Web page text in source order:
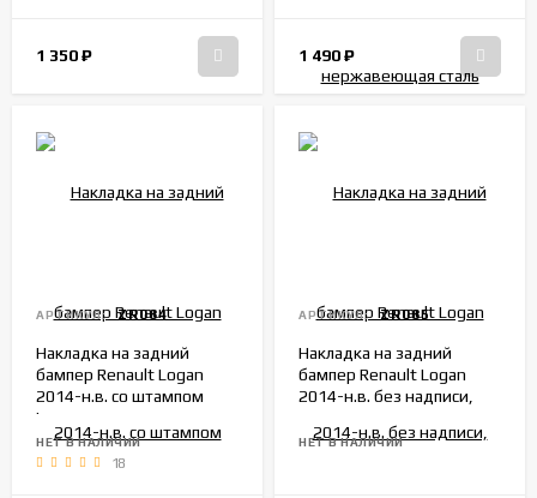
1 350₽ 1 490₽
АРТИКУЛ: ZR084
Накладка на задний
бампер Renault Logan
2014-н.в. со штампом
Logan, нержавеющая
сталь
НЕТ В НАЛИЧИИ
18
АРТИКУЛ: ZR085
Накладка на задний
бампер Renault Logan
2014-н.в. без надписи,
НЕТ В НАЛИЧИИ